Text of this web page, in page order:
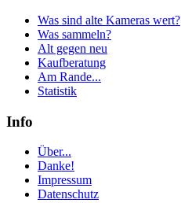
Was sind alte Kameras wert?
Was sammeln?
Alt gegen neu
Kaufberatung
Am Rande...
Statistik
Info
Über...
Danke!
Impressum
Datenschutz